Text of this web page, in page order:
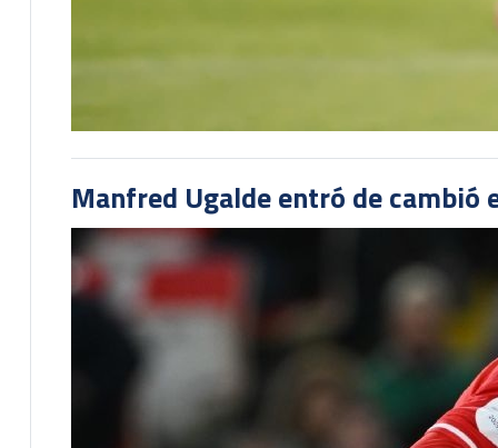
Manfred Ugalde entró de cambió